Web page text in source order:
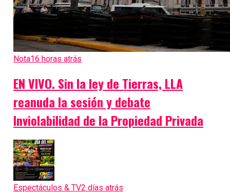
Nota16 horas atrás
EN VIVO. Sin la ley de Tierras, LLA
reanuda la sesión y debate
Inviolabilidad de la Propiedad Privada
Espectáculos & TV2 días atrás